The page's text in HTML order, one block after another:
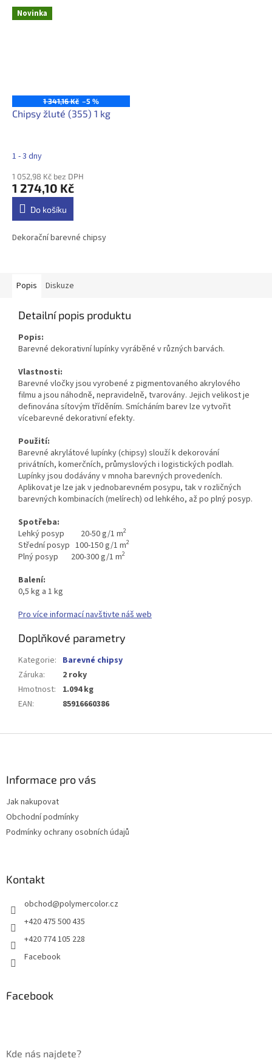
Novinka
1 341,16 Kč –5 %
Chipsy žluté (355) 1 kg
1 - 3 dny
1 052,98 Kč bez DPH
1 274,10 Kč
Do košíku
Dekorační barevné chipsy
Popis Diskuze
Detailní popis produktu
Popis:
Barevné dekorativní lupínky vyráběné v různých barvách.
Vlastnosti:
Barevné vločky jsou vyrobené z pigmentovaného akrylového
filmu a jsou náhodně, nepravidelně, tvarovány. Jejich velikost je
definována sítovým tříděním. Smícháním barev lze vytvořit
vícebarevné dekorativní efekty.
Použití:
Barevné akrylátové lupínky (chipsy) slouží k dekorování
privátních, komerčních, průmyslových i logistických podlah.
Lupínky jsou dodávány v mnoha barevných provedeních.
Aplikovat je lze jak v jednobarevném posypu, tak v rozličných
barevných kombinacích (melírech) od lehkého, až po plný posyp.
Spotřeba:
Lehký posyp 20-50 g/1 m2
Střední posyp 100-150 g/1 m2
Plný posyp 200-300 g/1 m2
Balení:
0,5 kg a 1 kg
Pro více informací navštivte náš web
Doplňkové parametry
Kategorie: Barevné chipsy
Záruka:
2 roky
Hmotnost:
1.094 kg
EAN: 85916660386
Informace pro vás
Jak nakupovat
Obchodní podmínky
Podmínky ochrany osobních údajů
Kontakt
obchod@polymercolor.cz
+420 475 500 435
+420 774 105 228
Facebook
Facebook
Kde nás najdete?